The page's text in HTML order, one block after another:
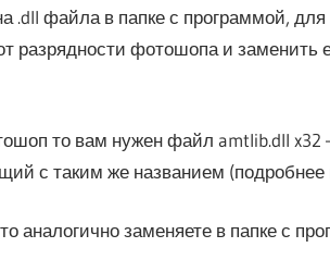
.dll файла в папке с программой, для
разрядности фотошопа и заменить
то вам нужен файл amtlib.dll x32
с таким же названием
аналогично заменяете в папке с